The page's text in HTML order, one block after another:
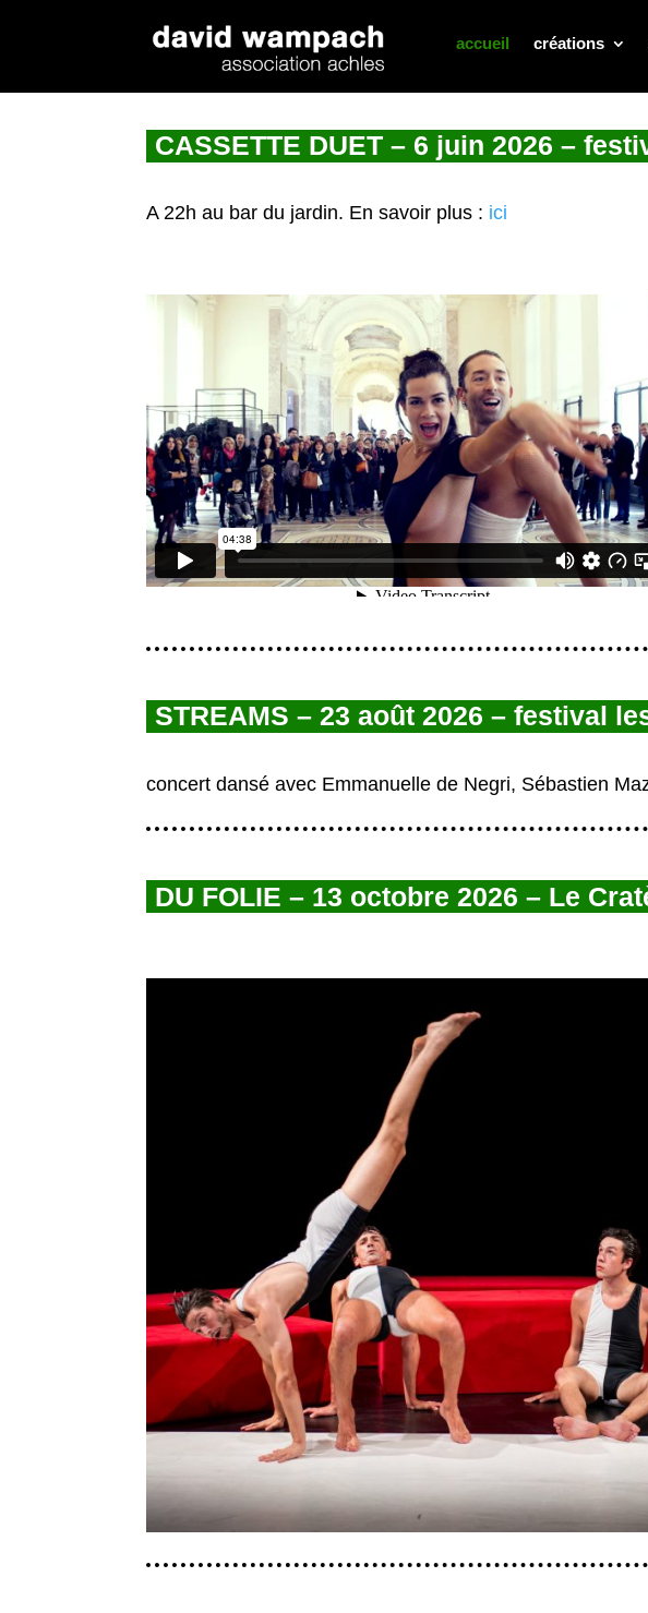
accueil créations
CASSETTE DUET – 6 juin 2026 –
A 22h au bar du jardin. En savoir plus : ici
STREAMS – 23 août 2026 – festival
concert dansé avec Emmanuelle de Negri, Sébastien
DU FOLIE – 13 octobre 2026 – Le